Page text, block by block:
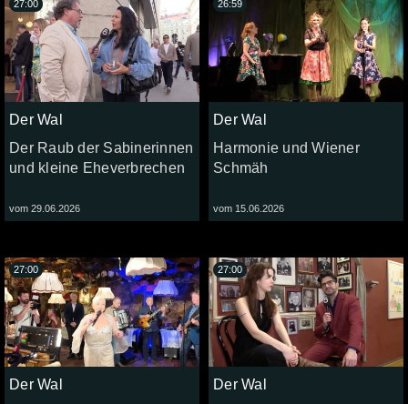
Der Wal
Der Raub der Sabinerinnen
und kleine Eheverbrechen
vom 29.06.2026
27:00
Der Wal
Harmonie und Wiener
Schmäh
vom 15.06.2026
26:59
Der Wal
27:00
Der Wal
27:00